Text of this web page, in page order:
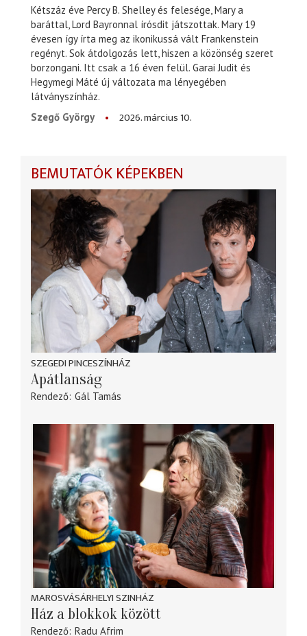
Kétszáz éve Percy B. Shelley és felesége, Mary a
baráttal, Lord Bayronnal írósdit játszottak. Mary 19
évesen így írta meg az ikonikussá vált Frankenstein
regényt. Sok átdolgozás lett, hiszen a közönség szeret
borzongani. Itt csak a 16 éven felül. Garai Judit és
Hegymegi Máté új változata ma lényegében
látványszínház.
Szegő György
2026. március 10.
BEMUTATÓK KÉPEKBEN
SZEGEDI PINCESZÍNHÁZ
Apátlanság
Rendező Gál Tamás
MAROSVÁSÁRHELYI SZINHÁZ
Ház a blokkok között
Rendező Radu Afrim